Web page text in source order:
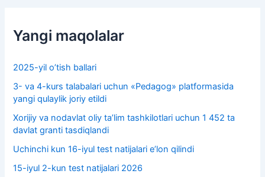
Yangi maqolalar
2025-yil o’tish ballari
3- va 4-kurs talabalari uchun «Pedagog» platformasida
yangi qulaylik joriy etildi
Xorijiy va nodavlat oliy taʼlim tashkilotlari uchun 1 452 ta
davlat granti tasdiqlandi
Uchinchi kun 16-iyul test natijalari e’lon qilindi
15-iyul 2-kun test natijalari 2026